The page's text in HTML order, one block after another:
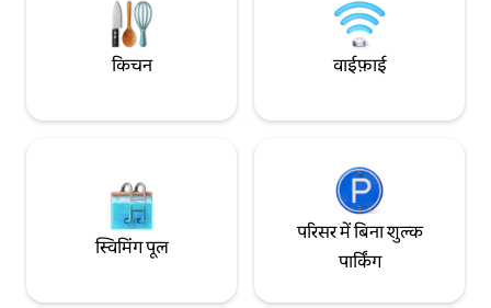
किचन वाईफ़ाई
स्विमिंग पूल
परिसर में बिना शुल्क
पार्किंग